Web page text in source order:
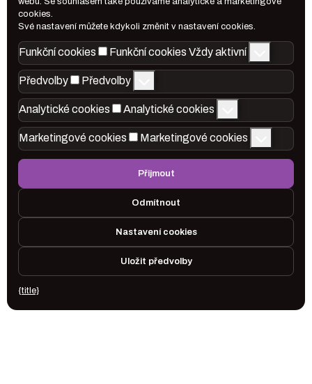
cookies.
Své nastavení můžete kdykoli změnit v nastavení cookies.
Funkční cookies Funkční cookies Vždy aktivní
Předvolby Předvolby
Analytické cookies Analytické cookies
Marketingové cookies Marketingové cookies
Přijmout
Odmítnout
Nastavení cookies
Uložit předvolby
{title}